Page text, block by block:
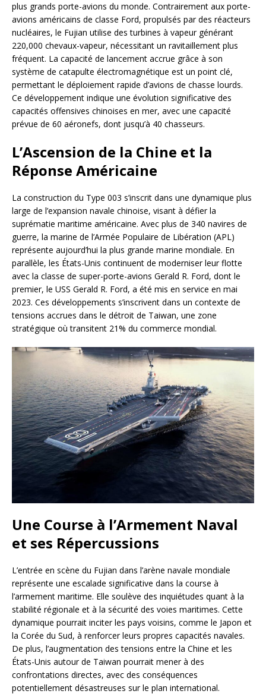
plus grands porte-avions du monde. Contrairement aux porte-
avions américains de classe Ford, propulsés par des réacteurs
nucléaires, le Fujian utilise des turbines à vapeur générant
220,000 chevaux-vapeur, nécessitant un ravitaillement plus
fréquent. La capacité de lancement accrue grâce à son
système de catapulte électromagnétique est un point clé,
permettant le déploiement rapide d’avions de chasse lourds.
Ce développement indique une évolution significative des
capacités offensives chinoises en mer, avec une capacité
prévue de 60 aéronefs, dont jusqu’à 40 chasseurs.
L’Ascension de la Chine et la
Réponse Américaine
La construction du Type 003 s’inscrit dans une dynamique plus
large de l’expansion navale chinoise, visant à défier la
suprématie maritime américaine. Avec plus de 340 navires de
guerre, la marine de l’Armée Populaire de Libération (APL)
représente aujourd’hui la plus grande marine mondiale. En
parallèle, les États-Unis continuent de moderniser leur flotte
avec la classe de super-porte-avions Gerald R. Ford, dont le
premier, le USS Gerald R. Ford, a été mis en service en mai
2023. Ces développements s’inscrivent dans un contexte de
tensions accrues dans le détroit de Taiwan, une zone
stratégique où transitent 21% du commerce mondial.
Une Course à l’Armement Naval
et ses Répercussions
L’entrée en scène du Fujian dans l’arène navale mondiale
représente une escalade significative dans la course à
l’armement maritime. Elle soulève des inquiétudes quant à la
stabilité régionale et à la sécurité des voies maritimes. Cette
dynamique pourrait inciter les pays voisins, comme le Japon et
la Corée du Sud, à renforcer leurs propres capacités navales.
De plus, l’augmentation des tensions entre la Chine et les
États-Unis autour de Taiwan pourrait mener à des
confrontations directes, avec des conséquences
potentiellement désastreuses sur le plan international.